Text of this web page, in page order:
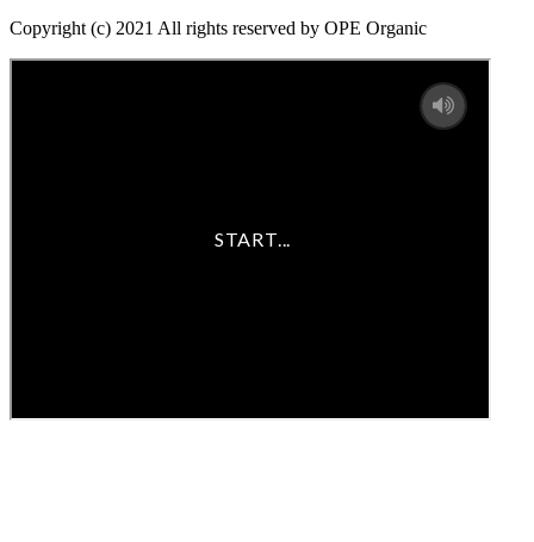
Copyright (c) 2021 All rights reserved by OPE Organic